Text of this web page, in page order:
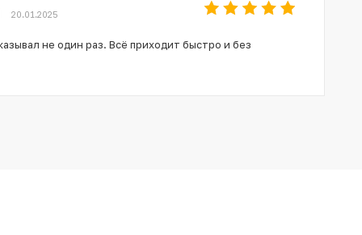
20.01.2025
не один раз. Всё приходит быстро и без